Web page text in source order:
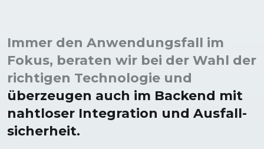
Immer den Anwendungs­fall im
Fokus, beraten wir bei der Wahl der
richtigen Technologie und
überzeugen auch im Backend mit
naht­loser Integration und Ausfall­
sicherheit.